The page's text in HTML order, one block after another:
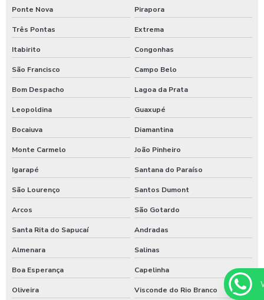
Posto com aspirador self service
Posto com aspirador self service sp
Posto de lavagem de caminhões
Preço de controlador de banho
Produto para higienização interna de veiculos
Produtos para lavagem de caminhões
Produtos para limpeza interna automotiva
Produtos quimico para lavagem de caminhão
Produtos quimicos para lavagem automotiva
Shampoo para lavagem de carros
Shampoo de lavar carros
Shampoozeira a ar
Ponte Nova Pirapora
Três Pontas Extrema
Itabirito Congonhas
São Francisco Campo Belo
Bom Despacho Lagoa da Prata
Leopoldina Guaxupé
Bocaiuva Diamantina
Monte Carmelo João Pinheiro
Igarapé Santana do Paraíso
São Lourenço Santos Dumont
Arcos São Gotardo
Santa Rita do Sapucaí Andradas
Almenara Salinas
Boa Esperança Capelinha
Oliveira Visconde do Rio Branco